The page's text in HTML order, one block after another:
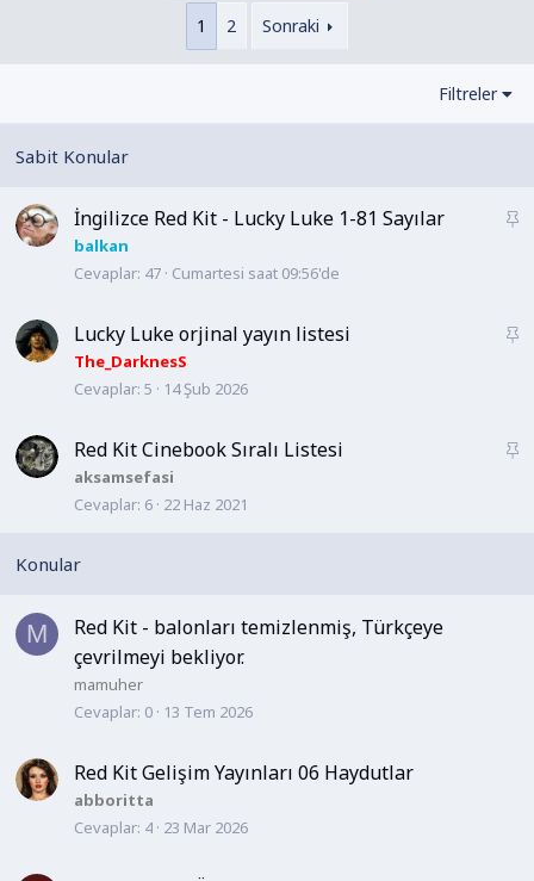
1 2 Sonraki
Filtreler
S
t
İngilizce Red Kit - Lucky Luke 1-81 Sayılar
balkan
Cevaplar 47 Cumartesi saat 09:56'de
S
t
Lucky Luke orjinal yayın listesi
The_DarknesS
Cevaplar 5 14 Şub 2026
S
Red Kit Cinebook Sıralı Listesi
aksamsefasi
Cevaplar 6 22 Haz 2021
M
Red Kit - balonları temizlenmiş, Türkçeye
çevrilmeyi bekliyor.
mamuher
Cevaplar 0 13 Tem 2026
Red Kit Gelişim Yayınları 06 Haydutlar
abboritta
Cevaplar 4 23 Mar 2026